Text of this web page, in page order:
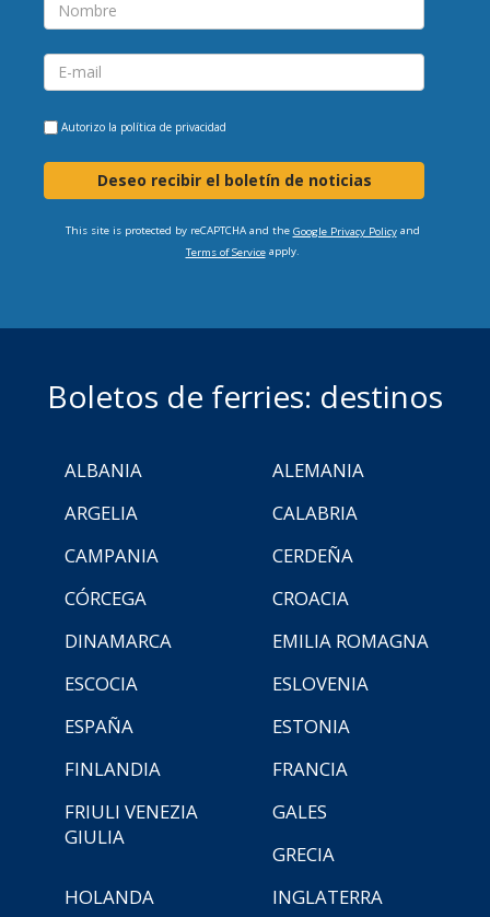
Autorizo la política de privacidad
Deseo recibir el boletín de noticias
This site is protected by reCAPTCHA and the Google Privacy Policyand
Terms of Serviceapply.
Boletos de ferries: destinos
ALBANIA
ALEMANIA
ARGELIA
CALABRIA
CAMPANIA
CERDEÑA
CÓRCEGA
CROACIA
DINAMARCA
EMILIA ROMAGNA
ESCOCIA
ESLOVENIA
ESPAÑA
ESTONIA
FINLANDIA
FRANCIA
FRIULI VENEZIA
GIULIA
GALES
GRECIA
HOLANDA
INGLATERRA